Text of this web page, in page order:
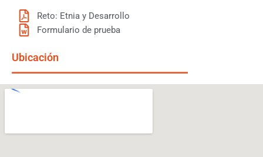
Reto: Etnia y Desarrollo
Formulario de prueba
Ubicación